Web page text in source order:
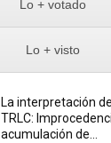
Lo + votado
Lo + visto
La interpretación
TRLC:
acumulación de...